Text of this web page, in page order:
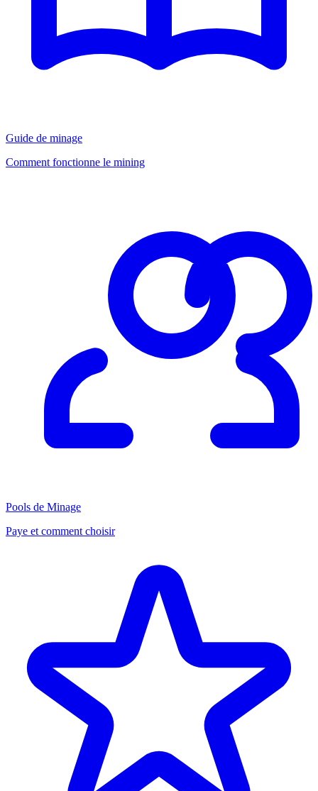
Guide de minage
Comment fonctionne le mining
Pools de Minage
Paye et comment choisir